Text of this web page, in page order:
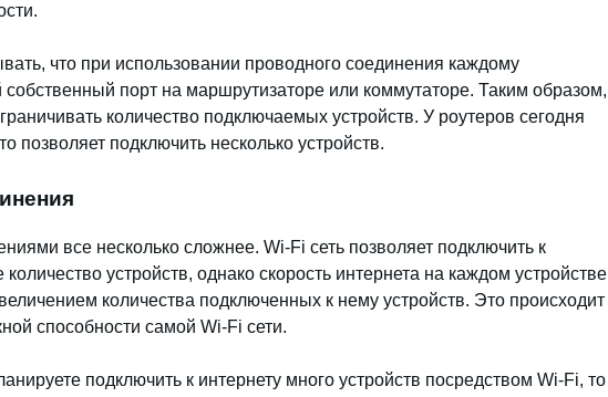
что при использовании проводного соединения каждому
собственный порт на маршрутизаторе или коммутаторе. Таким образом,
количество подключаемых устройств. У роутеров сегодня
позволяет подключить несколько устройств.
все несколько сложнее. Wi-Fi сеть позволяет подключить к
устройств, однако скорость интернета на каждом устройстве
количества подключенных к нему устройств. Это происходит
способности самой Wi-Fi сети.
подключить к интернету много устройств посредством Wi-Fi, то